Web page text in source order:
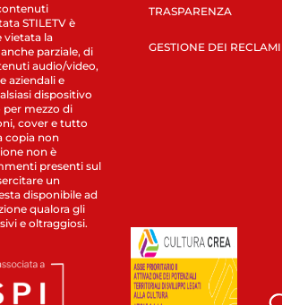
STILETV è
vietata la
parziale, di
audio/video,
aziendali e
dispositivo
mezzo di
cover e tutto
copia non
non è
presenti sul
un
disponibile ad
qualora gli
e oltraggiosi.
TRASPARENZA
GESTIONE DEI RECLAMI